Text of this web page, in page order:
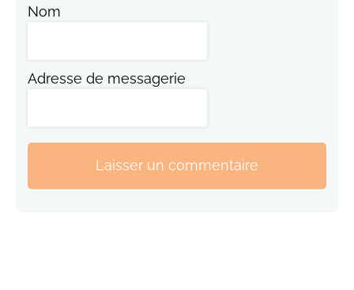
Nom
Adresse de messagerie
Laisser un commentaire